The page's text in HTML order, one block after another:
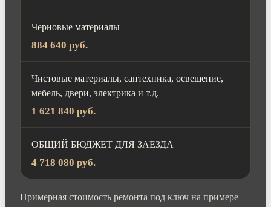
Черновые материалы
884 640 руб.
Чистовые материалы, сантехника, освещение,
мебель, двери, электрика и т.д.
1 621 840 руб.
ОБЩИЙ БЮДЖЕТ ДЛЯ ЗАЕЗДА
4 718 080 руб.
Примерная стоимость ремонта под ключ на примере